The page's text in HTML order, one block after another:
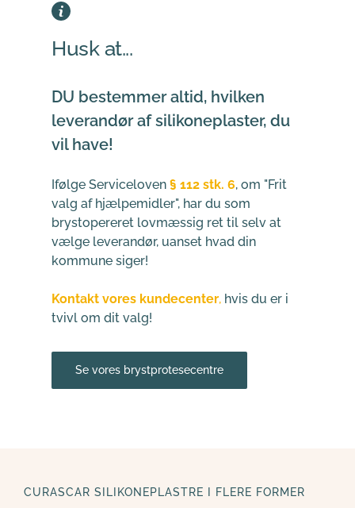
Husk at...
DU bestemmer altid, hvilken
leverandør af silikoneplaster, du
vil have!
Ifølge Serviceloven § 112 stk. 6, om "Frit
valg af hjælpemidler", har du som
brystopereret lovmæssig ret til selv at
vælge leverandør, uanset hvad din
kommune siger!
Kontakt vores kundecenter, hvis du er i
tvivl om dit valg!
Se vores brystprotesecentre
CURASCAR SILIKONEPLASTRE I FLERE FORMER